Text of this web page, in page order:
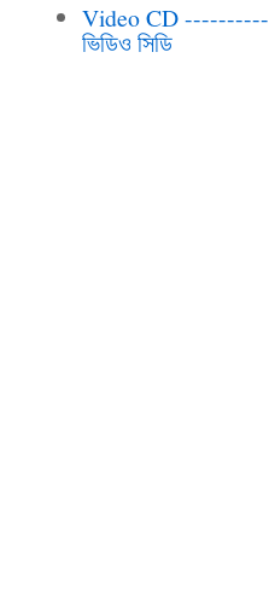
Video CD ----------
ভিডিও সিডি